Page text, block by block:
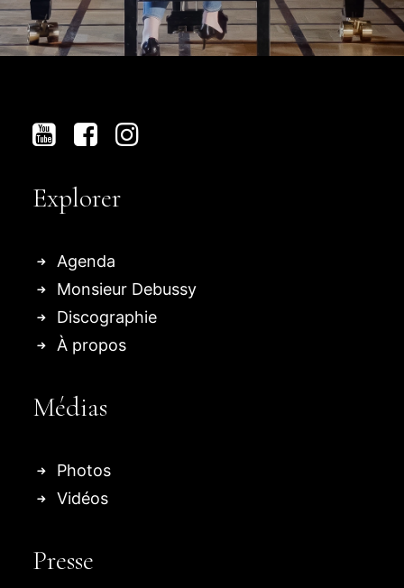
Explorer
Agenda
Monsieur Debussy
Discographie
À propos
Médias
Photos
Vidéos
Presse